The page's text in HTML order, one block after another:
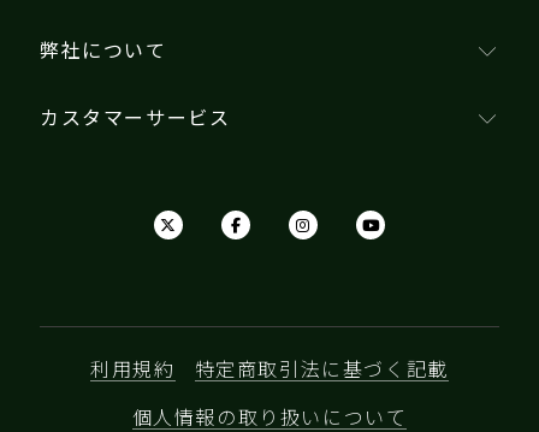
弊社について
カスタマーサービス
利用規約 特定商取引法に基づく記載
個人情報の取り扱いについて